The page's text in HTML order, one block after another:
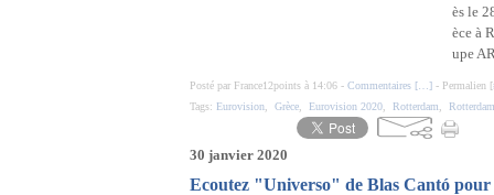
ès le
èce à
upe
Posté par France12points à 14:06 - Commentaires [ ] - Permalien [
Tags: Eurovision Grèce Eurovision 2020 Rotterdam
30 janvier 2020
Ecoutez "Universo" de Blas Cantó pour